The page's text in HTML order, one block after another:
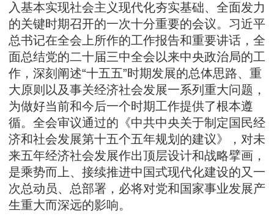
入基本实现社会主义现代化夯实基础、全面发力
的关键时期召开的一次十分重要的会议。习近平
总书记在全会上所作的工作报告和重要讲话，全
面总结党的二十届三中全会以来中央政治局的工
作，深刻阐述“十五五”时期发展的总体思路、重
大原则以及事关经济社会发展一系列重大问题，
为做好当前和今后一个时期工作提供了根本遵
循。全会审议通过的《中共中央关于制定国民经
济和社会发展第十五个五年规划的建议》，对未
来五年经济社会发展作出顶层设计和战略擘画，
是乘势而上、接续推进中国式现代化建设的又一
次总动员、总部署，必将对党和国家事业发展产
生重大而深远的影响。